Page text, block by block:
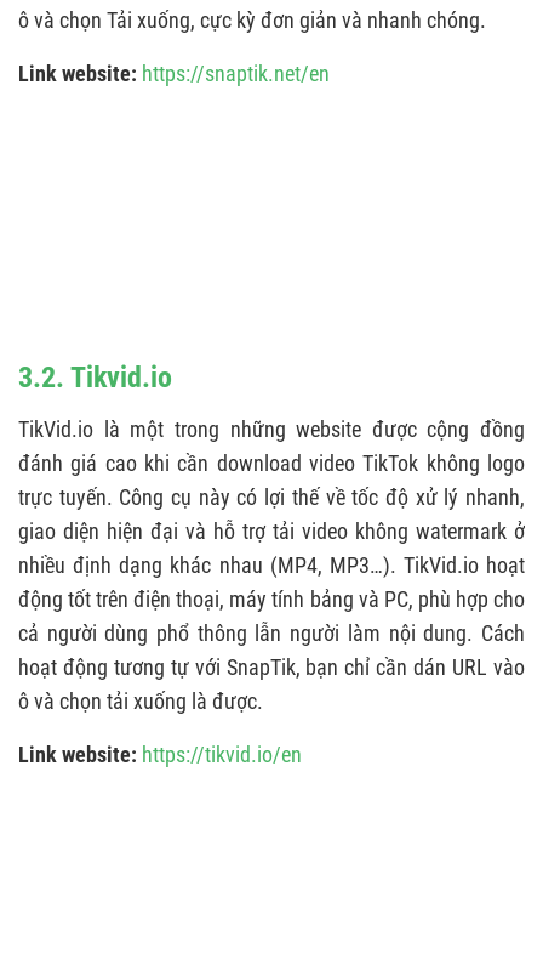
ô và chọn Tải xuống, cực kỳ đơn giản và nhanh chóng.
Link website: https://snaptik.net/en
3.2. Tikvid.io
TikVid.io là một trong những website được cộng đồng
đánh giá cao khi cần download video TikTok không logo
trực tuyến. Công cụ này có lợi thế về tốc độ xử lý nhanh,
giao diện hiện đại và hỗ trợ tải video không watermark ở
nhiều định dạng khác nhau (MP4, MP3…). TikVid.io hoạt
động tốt trên điện thoại, máy tính bảng và PC, phù hợp cho
cả người dùng phổ thông lẫn người làm nội dung. Cách
hoạt động tương tự với SnapTik, bạn chỉ cần dán URL vào
ô và chọn tải xuống là được.
Link website: https://tikvid.io/en